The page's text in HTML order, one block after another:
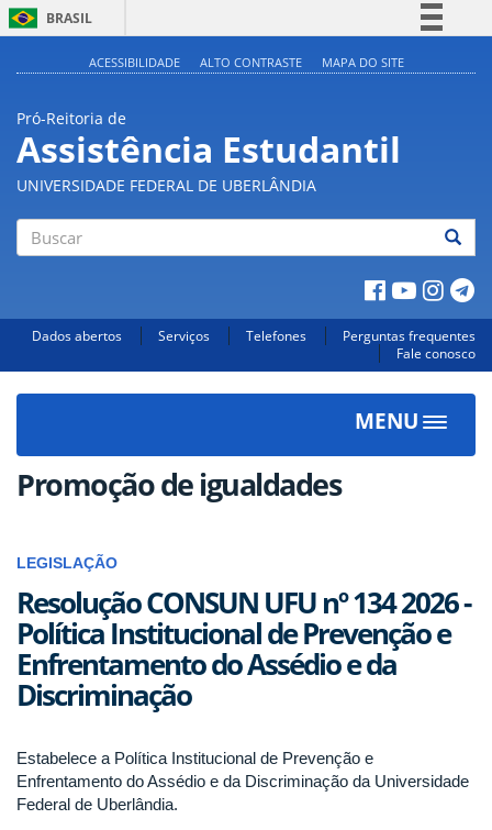
BRASIL
Acesso à informação
Legislação
Canais
ACESSIBILIDADE ALTO CONTRASTE MAPA DO SITE
Pró-Reitoria de
Assistência Estudantil
UNIVERSIDADE FEDERAL DE UBERLÂNDIA
Dados abertos Serviços Telefones
Perguntas frequentes
Fale conosco
MENU
Toggle
Promoção de igualdades
LEGISLAÇÃO
Resolução CONSUN UFU nº 134 2026 -
Política Institucional de Prevenção e
Enfrentamento do Assédio e da
Discriminação
Estabelece a Política Institucional de Prevenção e
Enfrentamento do Assédio e da Discriminação da Universidade
Federal de Uberlândia.